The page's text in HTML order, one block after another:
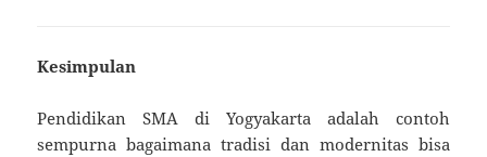
Kesimpulan
Pendidikan SMA di Yogyakarta adalah contoh
sempurna bagaimana tradisi dan modernitas bisa